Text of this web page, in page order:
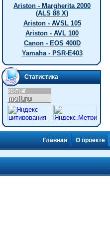
Ariston - Margherita 2000
(ALS 88 X)
Ariston - AVSL 105
Ariston - AVL 100
Canon - EOS 400D
Yamaha - PSR-E403
Статистика
Главная О проекте